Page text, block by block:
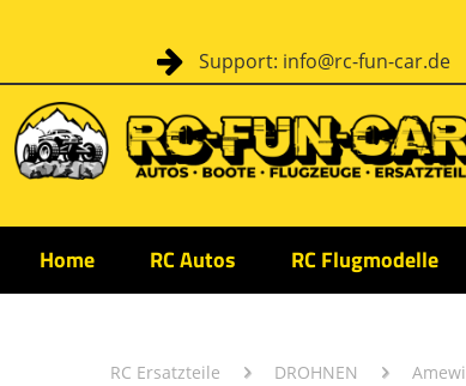
Support: info@rc-fun-car.de
Home RC Autos RC Flugmodelle
RC Ersatzteile DROHNEN Amewi